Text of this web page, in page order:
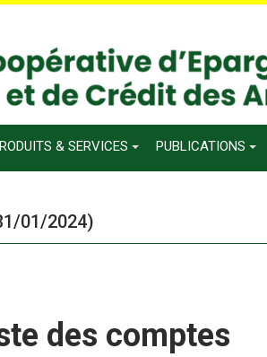
& SERVICES PUBLICATIONS
01/2024)
des comptes